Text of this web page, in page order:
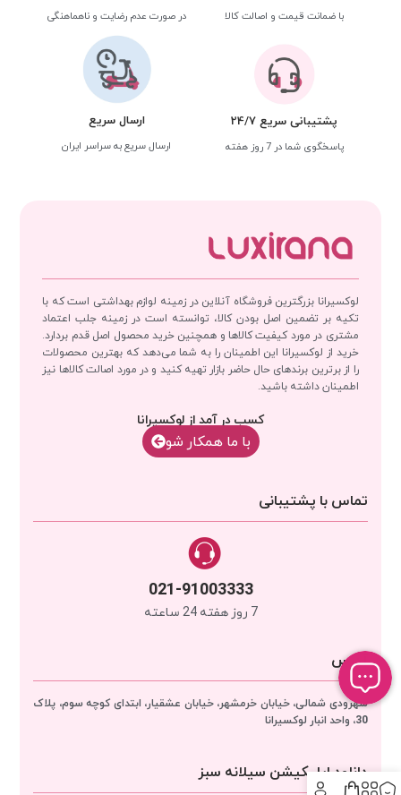
با ضمانت قیمت و اصالت کالا در صورت عدم رضایت و ناهماهنگی
پشتیبانی سریع 24/7
پاسخگوی شما در 7 روز هفته
ارسال سریع
ارسال سریع به سراسر ایران
لوکسیرانا بزرگترین فروشگاه آنلاین در زمینه لوازم بهداشتی است که با
تکیه بر تضمین اصل بودن کالا، توانسته است در زمینه جلب اعتماد
مشتری در مورد کیفیت کالاها و همچنین خرید محصول اصل قدم بردارد.
خرید از لوکسیرانا این اطمینان را به شما می‌دهد که بهترین محصولات
را از برترین برندهای حال حاضر بازار تهیه کنید و در مورد اصالت کالاها نیز
اطمینان داشته باشید.
کسب در آمد از لوکسیرانا
با‌‌ ما همکار شو
تماس با پشتیبانی
021-91003333
7 روز هفته 24 ساعته
آدرس
سهرودی شمالی، خیابان خرمشهر، خیابان عشقیار، ابتدای کوچه سوم، پلاک
30، واحد انبار
لوکسیرانا
دانلود اپلیکیشن سیلانه سبز